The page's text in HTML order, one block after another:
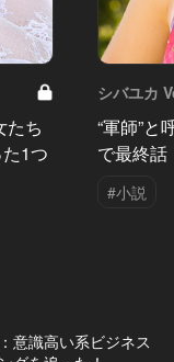
たち
1つ
シバユカ
“軍師”と
で最終
#小説
意識高い系ビジネス